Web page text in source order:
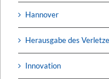
Hannover
Herausgabe des
Innovation